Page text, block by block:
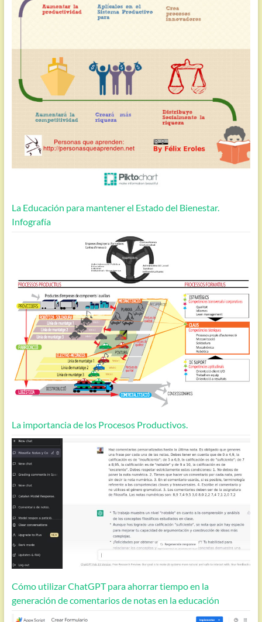
La Educación para mantener el Estado del Bienestar.
Infografía
La importancia de los Procesos Productivos.
Cómo utilizar ChatGPT para ahorrar tiempo en la
generación de comentarios de notas en la educación